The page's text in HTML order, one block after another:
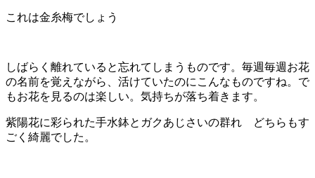
これは金糸梅でしょう
しばらく離れていると忘れてしまうものです。毎週毎週お花
の名前を覚えながら、活けていたのにこんなものですね。で
もお花を見るのは楽しい。気持ちが落ち着きます。
紫陽花に彩られた手水鉢とガクあじさいの群れ どちらもす
ごく綺麗でした。